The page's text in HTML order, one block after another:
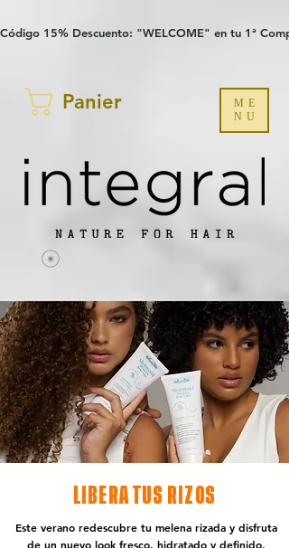
Código 15% Descuento: "WELCOME" en tu 1ª
Panier
ME
NU
LIBERA TUS RIZOS
Este verano redescubre tu melena rizada y disfruta
de un nuevo look fresco, hidratado y definido.